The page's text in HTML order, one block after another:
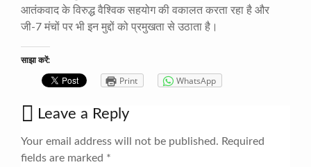
आतंकवाद के विरुद्ध वैश्विक सहयोग की वकालत करता रहा है और
जी-7 मंचों पर भी इन मुद्दों को प्रमुखता से उठाता है।
साझा करें:
Print WhatsApp
Leave a Reply
Your email address will not be published. Required
fields are marked *